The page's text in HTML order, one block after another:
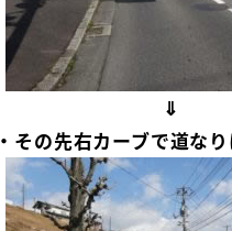
⇓
・その先右カーブで道な